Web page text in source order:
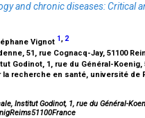
and chronic diseases: Critical
Vignot 1, 2
51, rue Cognacq-Jay, 51100
Godinot, 1, rue du Général-Koenig,
recherche en santé, université de
Institut Godinot, 1, rue du Général-